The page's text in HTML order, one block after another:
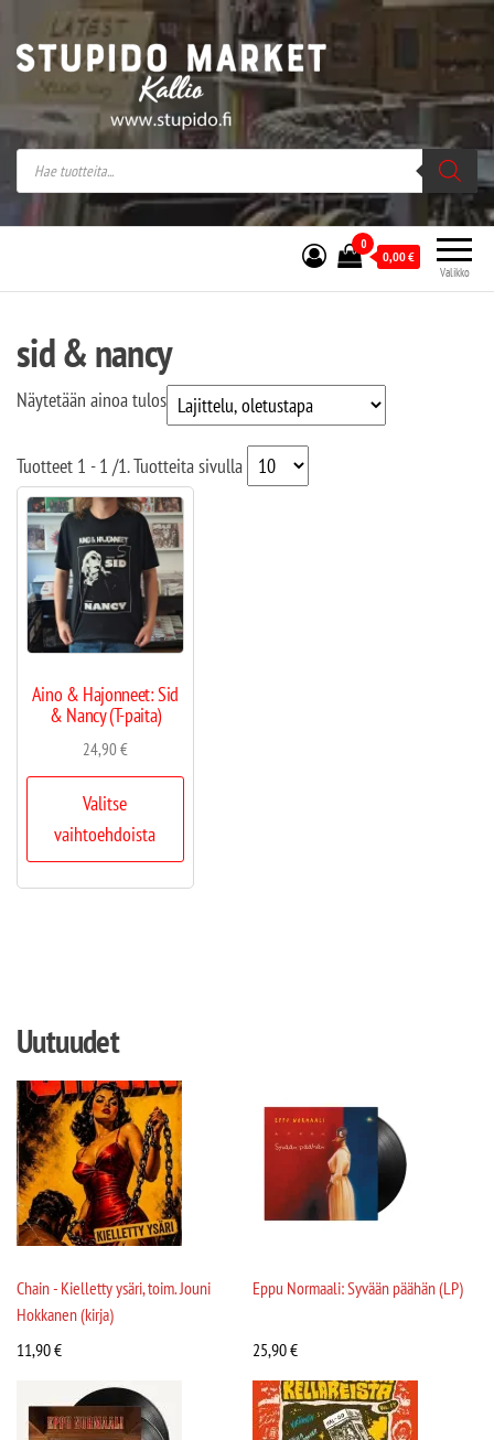
Stupido Market – verkossa ja kivijalassa
Stupido Market on vaihtoehtomusaan
erikoistunut verkko- sekä
kivijalkakauppa Helsingissä Kallion
sydämessä.
Valikko
0
0,00€
sid & nancy
Näytetään ainoa tulos
Tuotteet 1 - 1 /1. Tuotteita sivulla
Aino & Hajonneet: Sid
& Nancy (T-paita)
24,90€
Valitse
vaihtoehdoista
Uutuudet
Chain - Kielletty ysäri, toim. Jouni
Hokkanen (kirja)
11,90€
Eppu Normaali: Syvään päähän (LP)
25,90€